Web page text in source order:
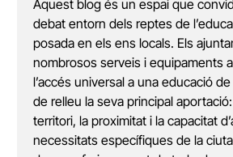
Aquest blog és un espai que
debat entorn dels reptes de
posada en els ens locals. Els
nombrosos serveis i equipaments
l’accés universal a una educació
de relleu la seva principal aportació:
territori, la proximitat i la capacitat
necessitats específiques de la